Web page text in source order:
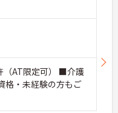
AT限定可） ■介護
格・未経験の方もご